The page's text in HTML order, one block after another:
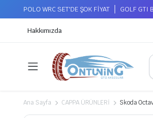
POLO WRC SET'DE ŞOK FİYAT GOLF GTI
Hakkımızda
Ana Sayfa CAPPA ÜRÜNLERİ Skoda